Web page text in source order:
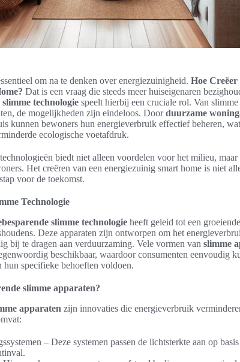
om na te denken over energiezuinigheid. Hoe Creëer
Dat is een vraag die steeds meer huiseigenaren
technologie speelt hierbij een cruciale rol. Van
de mogelijkheden zijn eindeloos. Doorduurzame
kunnen bewoners hun energieverbruik effectief beheren,
ecologische voetafdruk.
biedt niet alleen voordelen voor het milieu,
Het creëren van een energiezuinig smart home is niet
voor de toekomst.
Technologie
slimme technologie heeft geleid tot een
Deze apparaten zijn ontworpen om het
bij te dragen aan verduurzaming. Vele vormen van slimme
beschikbaar, waardoor consumenten eenvoudig
hun specifieke behoeften voldoen.
slimme apparaten?
apparaten zijn innovaties die energieverbruik
– Deze systemen passen de lichtsterkte aan op